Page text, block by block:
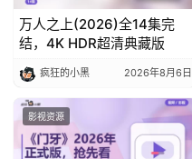
万人之上(2026)全14集完
结，4K HDR超清典藏版
疯狂的小黑 2026年8月6日
影视资源